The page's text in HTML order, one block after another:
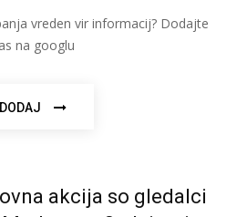
vreden vir informacij? Dodajte
na googlu
DODAJ
akcija so gledalci